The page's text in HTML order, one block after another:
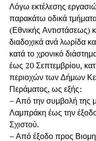
Λόγω εκτέλεσης
παρακάτω οδικά
(Εθνικής Αντιστάσεως)
διαδοχικά ανά λωρίδα
κατά το χρονικό
έως 20 Σεπτεμβρίου,
περιοχών των Δήμων
Περάματος, ως εξής:
–Από την συμβολή της
Λαμπράκη έως την
Σχιστού.
–Από έξοδο προς